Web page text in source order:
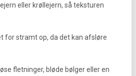
eller krøllejern, så teksturen
for stramt op, da det kan afsløre
fletninger, bløde bølger eller en